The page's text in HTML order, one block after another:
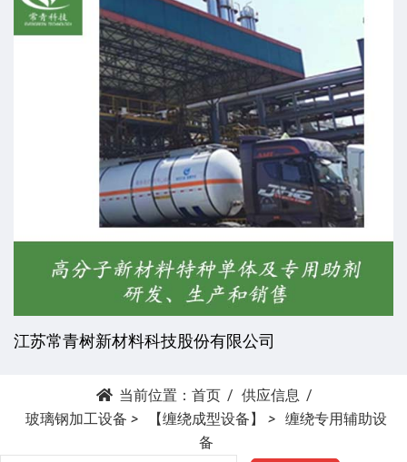
江苏常青树新材料科技股份有限公司
当前位置： 首页
供应信息
玻璃钢加工设备 > 【缠绕成型设备】 > 缠绕专用辅助设
备